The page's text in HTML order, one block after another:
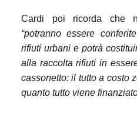
Cardi poi ricorda che
“potranno essere
rifiuti urbani e potrà
alla raccolta rifiuti in
cassonetto: il tutto a costo
quanto tutto viene